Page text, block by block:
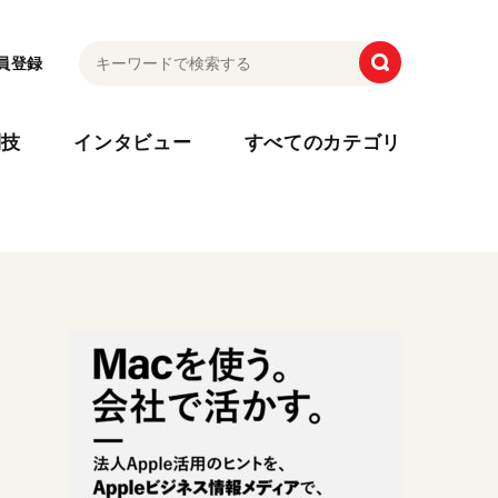
登録
インタビュー すべてのカテゴリ